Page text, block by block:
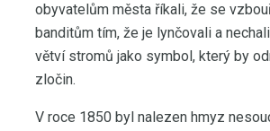
obyvatelům města říkali, že se
banditům tím, že je lynčovali a
větví stromů jako symbol, který by
zločin.
V roce 1850 byl nalezen hmyz